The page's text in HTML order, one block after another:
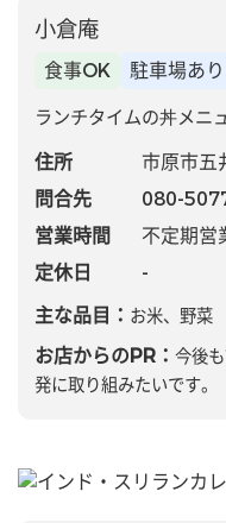
小倉庵
食事OK 駐車場あり
ランチタイムの丼メニ
住所
市原市五
問合先
080-
営業時間
不定期営
定休日
-
主な品目： お米、野菜
お店からのPR： 今後
発に取り組みたいです。